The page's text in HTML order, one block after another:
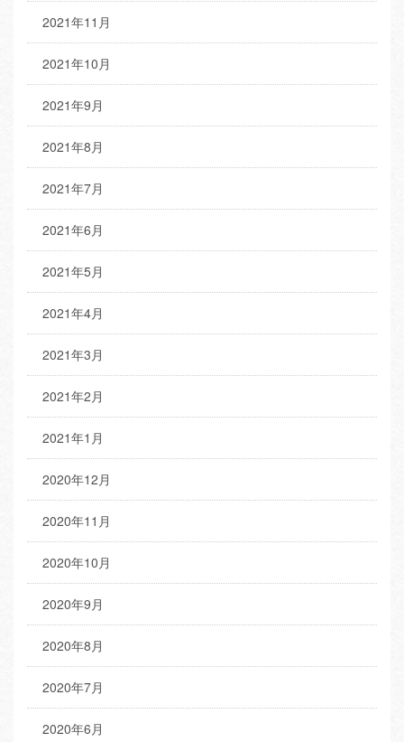
2021年11月
2021年10月
2021年9月
2021年8月
2021年7月
2021年6月
2021年5月
2021年4月
2021年3月
2021年2月
2021年1月
2020年12月
2020年11月
2020年10月
2020年9月
2020年8月
2020年7月
2020年6月